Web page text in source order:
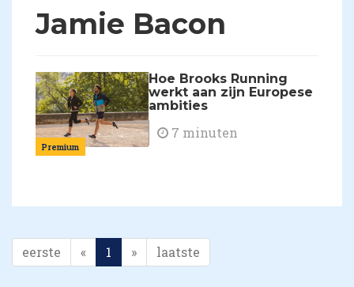
Jamie Bacon
Premium
Hoe Brooks Running
werkt aan zijn Europese
ambities
7 minuten
eerste « 1 » laatste